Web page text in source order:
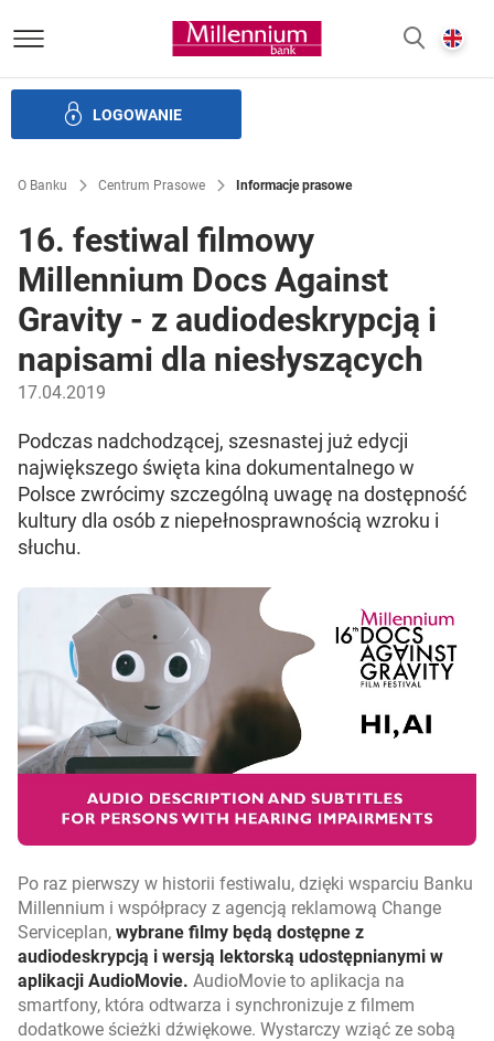
Bank Millennium homepage
LOGOWANIE
O Banku Centrum Prasowe Informacje prasowe
16. festiwal filmowy
Millennium Docs Against
Gravity - z audiodeskrypcją i
napisami dla niesłyszących
17.04.2019
Podczas nadchodzącej, szesnastej już edycji
największego święta kina dokumentalnego w
Polsce zwrócimy szczególną uwagę na dostępność
kultury dla osób z niepełnosprawnością wzroku i
słuchu.
Po raz pierwszy w historii festiwalu, dzięki wsparciu Banku
Millennium i współpracy z agencją reklamową Change
Serviceplan, wybrane filmy będą dostępne z
audiodeskrypcją i wersją lektorską udostępnianymi w
aplikacji AudioMovie. AudioMovie to aplikacja na
smartfony, która odtwarza i synchronizuje z filmem
dodatkowe ścieżki dźwiękowe. Wystarczy wziąć ze sobą